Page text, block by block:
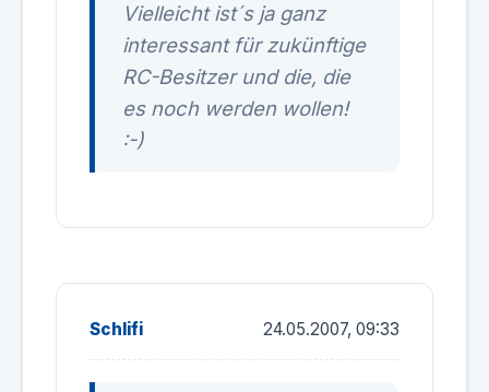
Vielleicht ist´s ja ganz
interessant für zukünftige
RC-Besitzer und die, die
es noch werden wollen!
:-)
Schlifi 24.05.2007, 09:33